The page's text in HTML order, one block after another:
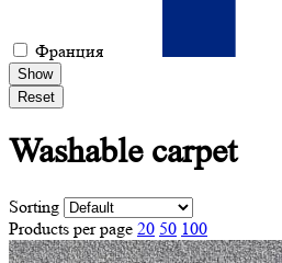
Франция
Show
Reset
Washable carpet
Sorting
Products per page 20 50 100